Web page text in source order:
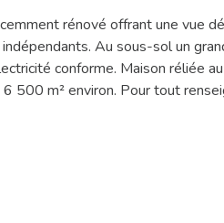
rénové offrant une vue
Au sous-sol un
conforme. Maison réliée
500 m² environ. Pour tout